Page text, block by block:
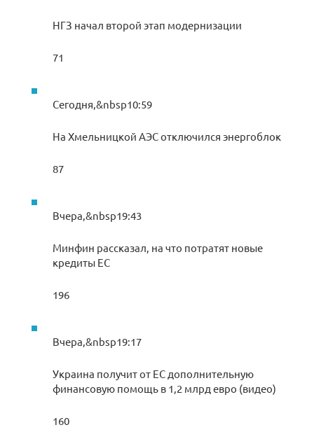
НГЗ начал второй этап модернизации
71
Сегодня,&nbsp10:59
На Хмельницкой АЭС отключился энергоблок
87
Вчера,&nbsp19:43
Минфин рассказал, на что потратят новые
кредиты ЕС
196
Вчера,&nbsp19:17
Украина получит от ЕС дополнительную
финансовую помощь в 1,2 млрд евро (видео)
160